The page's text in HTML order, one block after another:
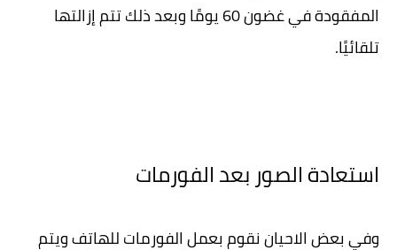
المفقودة في غضون 60 يومًا وبعد ذلك تتم إزالتها
تلقائيًا.
استعادة الصور بعد الفورمات
وفي بعض الاحيان نقوم بعمل الفورمات للهاتف ويتم